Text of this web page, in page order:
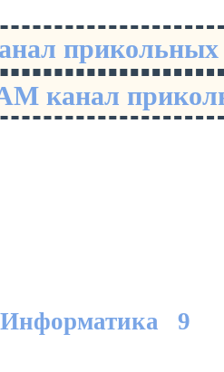
канал
Информатика 9